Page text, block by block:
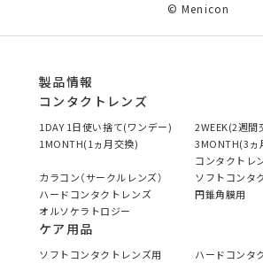
© Menicon
製品情報
コンタクトレンズ
1DAY 1日使い捨て(ワンデー)
2WEEK(2週間
1MONTH(1ヵ月交換)
3MONTH(3ヵ
コンタクトレ
カラコン（サークルレンズ）
ソフトコンタ
ハードコンタクトレンズ
円錐角膜用
オルソケラトロジー
ケア用品
ソフトコンタクトレンズ用
ハードコンタ